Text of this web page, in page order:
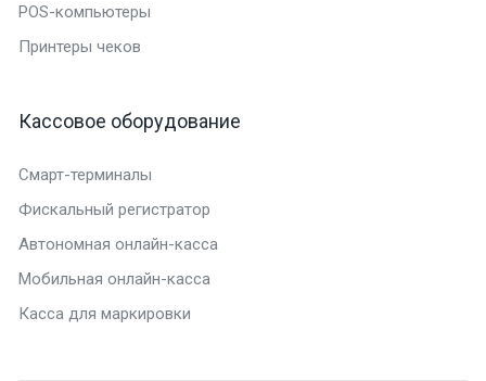
POS-компьютеры
Принтеры чеков
Кассовое оборудование
Смарт-терминалы
Фискальный регистратор
Автономная онлайн-касса
Мобильная онлайн-касса
Касса для маркировки